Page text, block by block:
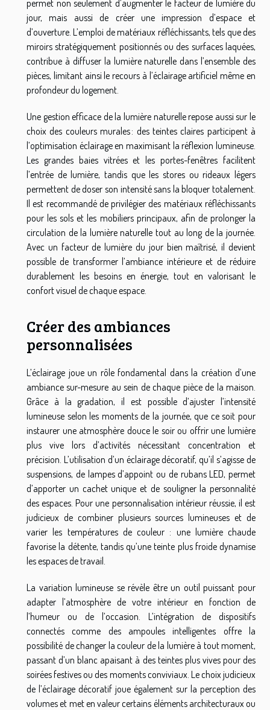
permet non seulement d’augmenter le facteur de lumière du
jour, mais aussi de créer une impression d’espace et
d’ouverture. L’emploi de matériaux réfléchissants, tels que des
miroirs stratégiquement positionnés ou des surfaces laquées,
contribue à diffuser la lumière naturelle dans l’ensemble des
pièces, limitant ainsi le recours à l’éclairage artificiel même en
profondeur du logement.
Une gestion efficace de la lumière naturelle repose aussi sur le
choix des couleurs murales : des teintes claires participent à
l’optimisation éclairage en maximisant la réflexion lumineuse.
Les grandes baies vitrées et les portes-fenêtres facilitent
l’entrée de lumière, tandis que les stores ou rideaux légers
permettent de doser son intensité sans la bloquer totalement.
Il est recommandé de privilégier des matériaux réfléchissants
pour les sols et les mobiliers principaux, afin de prolonger la
circulation de la lumière naturelle tout au long de la journée.
Avec un facteur de lumière du jour bien maîtrisé, il devient
possible de transformer l’ambiance intérieure et de réduire
durablement les besoins en énergie, tout en valorisant le
confort visuel de chaque espace.
Créer des ambiances
personnalisées
L’éclairage joue un rôle fondamental dans la création d’une
ambiance sur-mesure au sein de chaque pièce de la maison.
Grâce à la gradation, il est possible d’ajuster l’intensité
lumineuse selon les moments de la journée, que ce soit pour
instaurer une atmosphère douce le soir ou offrir une lumière
plus vive lors d’activités nécessitant concentration et
précision. L’utilisation d’un éclairage décoratif, qu’il s’agisse de
suspensions, de lampes d’appoint ou de rubans LED, permet
d’apporter un cachet unique et de souligner la personnalité
des espaces. Pour une personnalisation intérieur réussie, il est
judicieux de combiner plusieurs sources lumineuses et de
varier les températures de couleur : une lumière chaude
favorise la détente, tandis qu’une teinte plus froide dynamise
les espaces de travail.
La variation lumineuse se révèle être un outil puissant pour
adapter l’atmosphère de votre intérieur en fonction de
l’humeur ou de l’occasion. L’intégration de dispositifs
connectés comme des ampoules intelligentes offre la
possibilité de changer la couleur de la lumière à tout moment,
passant d’un blanc apaisant à des teintes plus vives pour des
soirées festives ou des moments conviviaux. Le choix judicieux
de l’éclairage décoratif joue également sur la perception des
volumes et met en valeur certains éléments architecturaux ou